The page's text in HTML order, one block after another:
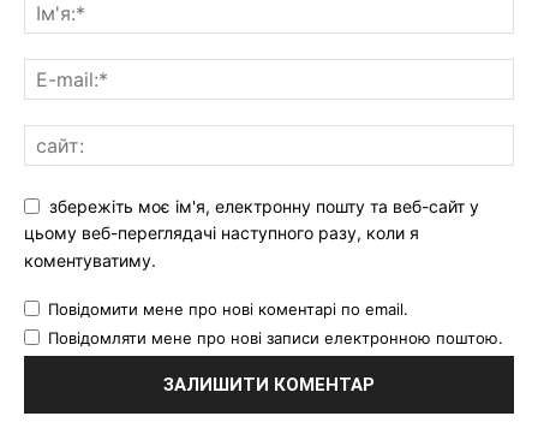
збережіть моє ім'я, електронну пошту та веб-сайт у
цьому веб-переглядачі наступного разу, коли я
коментуватиму.
Повідомити мене про нові коментарі по email.
Повідомляти мене про нові записи електронною поштою.